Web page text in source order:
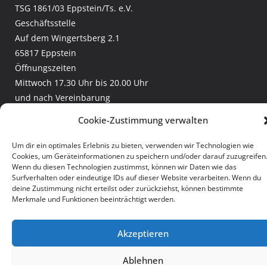
Cookie-Zustimmung verwalten
Um dir ein optimales Erlebnis zu bieten, verwenden wir Technologien wie
Cookies, um Geräteinformationen zu speichern und/oder darauf zuzugreifen.
Wenn du diesen Technologien zustimmst, können wir Daten wie das
Surfverhalten oder eindeutige IDs auf dieser Website verarbeiten. Wenn du
deine Zustimmung nicht erteilst oder zurückziehst, können bestimmte
Merkmale und Funktionen beeinträchtigt werden.
Akzeptieren
Ablehnen
TSG 1861/03 Eppstein/Ts. e.V.
Geschäftsstelle
Auf dem Wingertsberg 2.1
65817 Eppstein
Öffnungszeiten
Mittwoch 17.30 Uhr bis 20.00 Uhr
und nach Vereinbarung
geschaeftsstelle@tsgeppstein.de
Facebook:TSG Eppstein
Leichtathletik und Rasenkraftsport
Burglauf
Copyright © 2026TSG Eppstein. Alle Rechte vorbehalten.
Datenschutz